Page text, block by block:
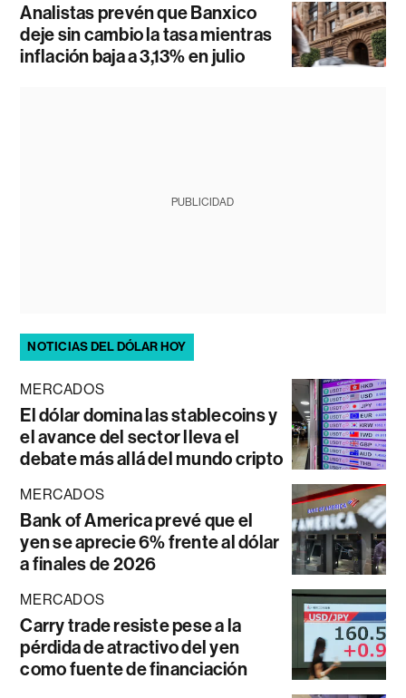
Analistas prevén que Banxico
deje sin cambio la tasa mientras
inflación baja a 3,13% en julio
PUBLICIDAD
NOTICIAS DEL DÓLAR HOY
MERCADOS
El dólar domina las stablecoins y
el avance del sector lleva el
debate más allá del mundo cripto
MERCADOS
Bank of America prevé que el
yen se aprecie 6% frente al dólar
a finales de 2026
MERCADOS
Carry trade resiste pese a la
pérdida de atractivo del yen
como fuente de financiación